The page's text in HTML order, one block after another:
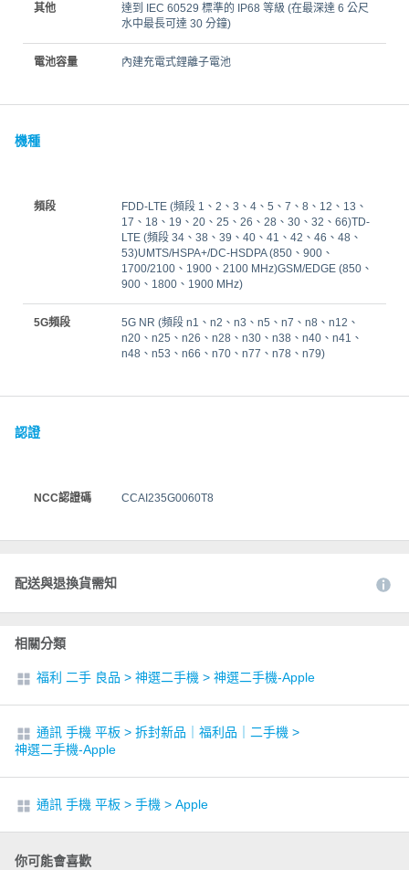
其他
達到 IEC 60529 標準的 IP68 等級 (在最深達 6 公尺
水中最長可達 30 分鐘)
電池容量 內建充電式鋰離子電池
機種
頻段
FDD-LTE (頻段 1、2、3、4、5、7、8、12、13、
17、18、19、20、25、26、28、30、32、66)TD-
LTE (頻段 34、38、39、40、41、42、46、48、
53)UMTS/HSPA+/DC-HSDPA (850、900、
1700/2100、1900、2100 MHz)GSM/EDGE (850、
900、1800、1900 MHz)
5G頻段
5G NR (頻段 n1、n2、n3、n5、n7、n8、n12、
n20、n25、n26、n28、n30、n38、n40、n41、
n48、n53、n66、n70、n77、n78、n79)
認證
NCC認證碼 CCAI235G0060T8
配送與退換貨需知
相關分類
福利 二手 良品 > 神選二手機 > 神選二手機-Apple
通訊 手機 平板 > 拆封新品｜福利品｜二手機 >
神選二手機-Apple
通訊 手機 平板 > 手機 > Apple
你可能會喜歡